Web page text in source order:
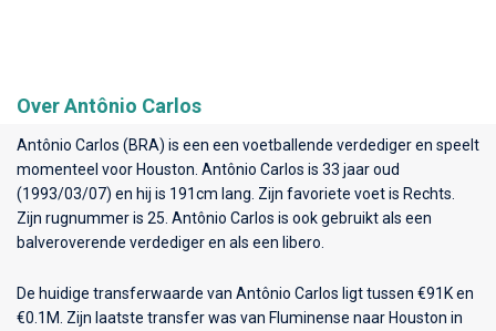
Over Antônio Carlos
Antônio Carlos (BRA) is een een voetballende verdediger en speelt
momenteel voor Houston . Antônio Carlos is 33 jaar oud
(1993/03/07) en hij is 191cm lang. Zijn favoriete voet is Rechts.
Zijn rugnummer is 25. Antônio Carlos is ook gebruikt als een
balveroverende verdediger en als een libero.
De huidige transferwaarde van Antônio Carlos ligt tussen €91K en
€0.1M. Zijn laatste transfer was van Fluminense naar Houston in